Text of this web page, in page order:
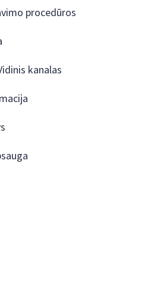
procedūros
kanalas